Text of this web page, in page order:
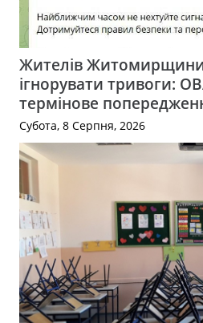
Жителів
ігнорувати тривоги:
термінове
Субота, 8 Серпня, 2026